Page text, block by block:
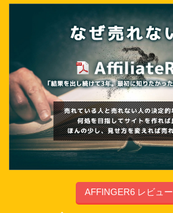
AFFINGER6 レビュー